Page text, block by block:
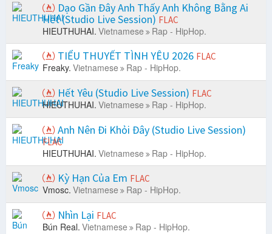
Dạo Gần Đây Anh Thấy Anh Không Bằng Ai
Hết (Studio Live Session) FLAC
HIEUTHUHAI. Vietnamese Rap - HipHop.
TIỂU THUYẾT TÌNH YÊU 2026 FLAC
Freaky. Vietnamese Rap - HipHop.
Hết Yêu (Studio Live Session) FLAC
HIEUTHUHAI. Vietnamese Rap - HipHop.
Anh Nên Đi Khỏi Đây (Studio Live Session)
FLAC
HIEUTHUHAI. Vietnamese Rap - HipHop.
Kỳ Hạn Của Em FLAC
Vmosc. Vietnamese Rap - HipHop.
Nhìn Lại FLAC
Bún Real. Vietnamese Rap - HipHop.